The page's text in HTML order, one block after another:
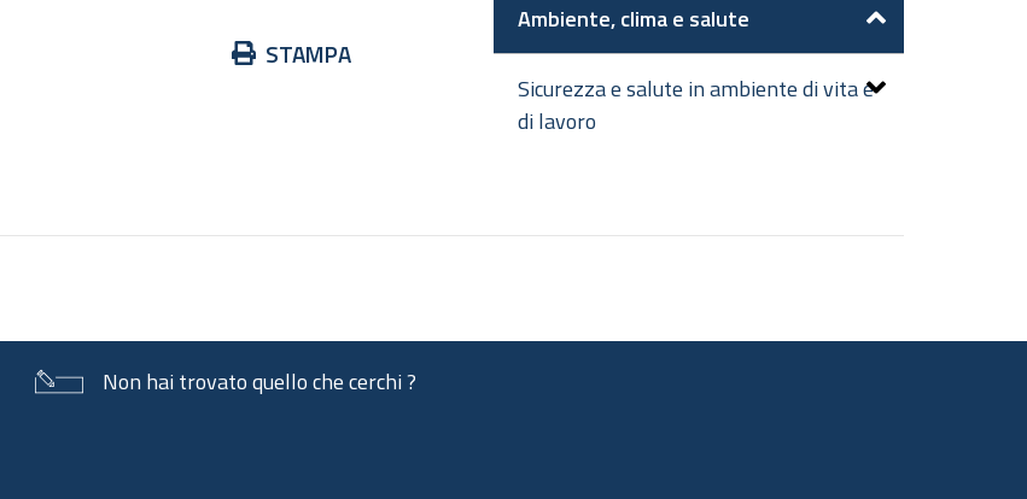
AzioniSTAMPA
Ambiente, clima e salute
Sicurezza e salute in ambiente di vita e
di lavoro
Non hai trovato quello che cerchi ?